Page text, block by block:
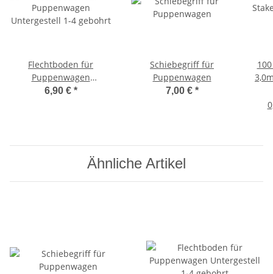
Flechtboden für
Puppenwagen
6,90 € *
Schiebegriff für
Puppenwagen
7,00 € *
Ähnliche Artikel